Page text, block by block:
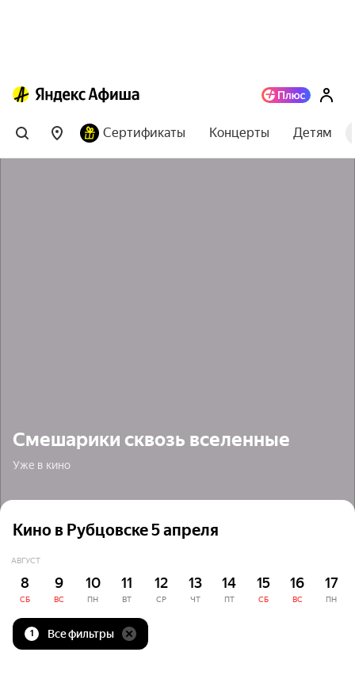
Сертификаты Концерты Детям
Смешарики сквозь вселенные
Уже в кино
Кино в Рубцовске 5 апреля
АВГУСТ
8
СБ
9
ВС
10
ПН
11
ВТ
12
СР
13
ЧТ
14
ПТ
15
СБ
16
ВС
17
ПН
1 Все фильтры